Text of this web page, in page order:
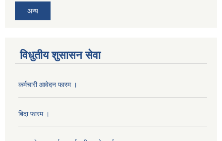
अन्य
विधुतीय शुसासन सेवा
कर्मचारी आवेदन फारम ।
बिदा फारम ।